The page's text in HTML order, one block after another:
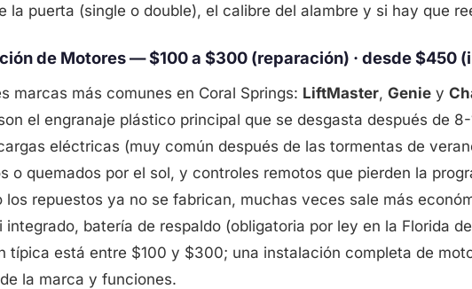
la puerta (single o double), el calibre del alambre y si hay que
de Motores — $100 a $300 (reparación) · desde $450
marcas más comunes en Coral Springs: LiftMaster, Genie y
el engranaje plástico principal que se desgasta después de
eléctricas (muy común después de las tormentas de
o quemados por el sol, y controles remotos que pierden la
los repuestos ya no se fabrican, muchas veces sale más
batería de respaldo (obligatoria por ley en la Florida
típica está entre $100 y $300; una instalación completa de
la marca y funciones.